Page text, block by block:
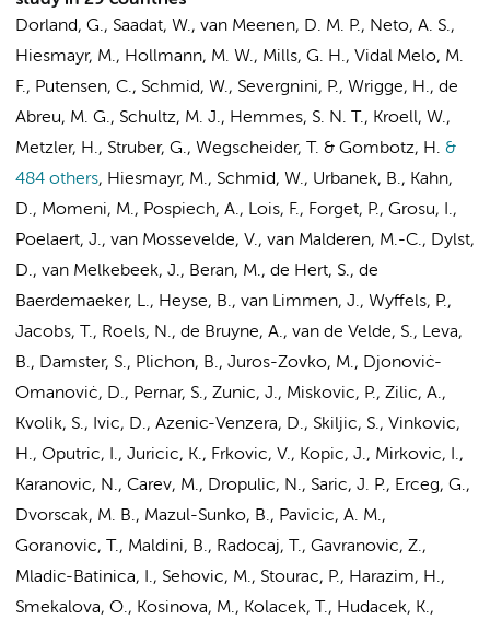
Dorland, G., Saadat, W., van Meenen, D. M. P., Neto, A. S.,
Hiesmayr, M., Hollmann, M. W., Mills, G. H., Vidal Melo, M.
F., Putensen, C., Schmid, W., Severgnini, P., Wrigge, H., de
Abreu, M. G., Schultz, M. J., Hemmes, S. N. T., Kroell, W.,
Metzler, H., Struber, G., Wegscheider, T. & Gombotz, H. &
484 others, Hiesmayr, M., Schmid, W., Urbanek, B., Kahn,
D., Momeni, M., Pospiech, A., Lois, F., Forget, P., Grosu, I.,
Poelaert, J., van Mossevelde, V., van Malderen, M.-C., Dylst,
D., van Melkebeek, J., Beran, M., de Hert, S., de
Baerdemaeker, L., Heyse, B., van Limmen, J., Wyffels, P.,
Jacobs, T., Roels, N., de Bruyne, A., van de Velde, S., Leva,
B., Damster, S., Plichon, B., Juros-Zovko, M., Djonoviċ-
Omanoviċ, D., Pernar, S., Zunic, J., Miskovic, P., Zilic, A.,
Kvolik, S., Ivic, D., Azenic-Venzera, D., Skiljic, S., Vinkovic,
H., Oputric, I., Juricic, K., Frkovic, V., Kopic, J., Mirkovic, I.,
Karanovic, N., Carev, M., Dropulic, N., Saric, J. P., Erceg, G.,
Dvorscak, M. B., Mazul-Sunko, B., Pavicic, A. M.,
Goranovic, T., Maldini, B., Radocaj, T., Gavranovic, Z.,
Mladic-Batinica, I., Sehovic, M., Stourac, P., Harazim, H.,
Smekalova, O., Kosinova, M., Kolacek, T., Hudacek, K.,